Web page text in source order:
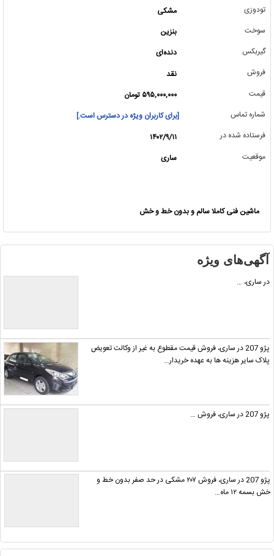
تودوزی
مشکی
سوخت
بنزین
گیربکس
دنده‌ای
فروش
نقد
قیمت
۵۹۵,۰۰۰,۰۰۰ تومان
شماره تماس
[برای کاربران ویژه در دسترس است.]
فرستاده شده در
۱۴۰۲/۹/۱۱
موقعیت
ساری
ماشین فنی کاملا سالم و بدون خط و خش
آگهی‌های ویژه
در ساری، …
پژو 207 در ساری، فروش قیمت مقطوع به غیر از وکالت تعویض
پلاک سایر هزینه ها به عهده خریدار…
پژو 207 در ساری، فروش …
پژو 207 در ساری، فروش ٢٠٧ مشکی در حد صفر بدون خط و
خش بسمه ١٢ ماه…